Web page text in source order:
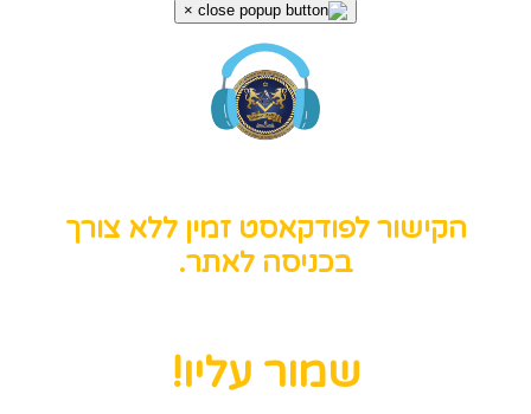
×
הקישור לפודקאסט זמין ללא צורך
בכניסה לאתר.
שמור עליו!